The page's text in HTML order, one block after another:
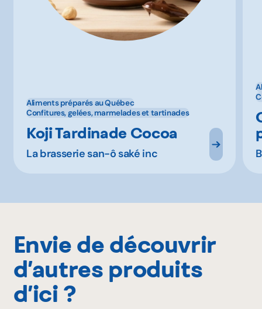
Aliments préparés au Québec
Confitures, gelées, marmelades et tartinades
Koji Tardinade Cocoa
La brasserie san-ô saké inc
Envie de découvrir
d’autres produits
d’ici ?